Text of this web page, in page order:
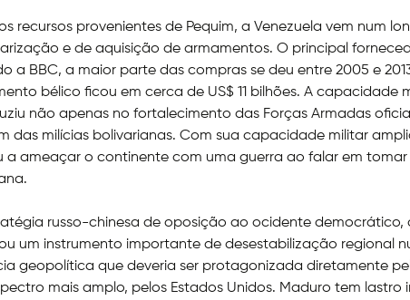
recursos provenientes de Pequim, a Venezuela vem num
e de aquisição de armamentos. O principal
a BBC, a maior parte das compras se deu entre 2005 e
bélico ficou em cerca de US$ 11 bilhões. A capacidade
não apenas no fortalecimento das Forças Armadas
das milícias bolivarianas. Com sua capacidade militar
a ameaçar o continente com uma guerra ao falar em tomar
russo-chinesa de oposição ao ocidente democrático,
um instrumento importante de desestabilização regional
geopolítica que deveria ser protagonizada diretamente
mais amplo, pelos Estados Unidos. Maduro tem lastro